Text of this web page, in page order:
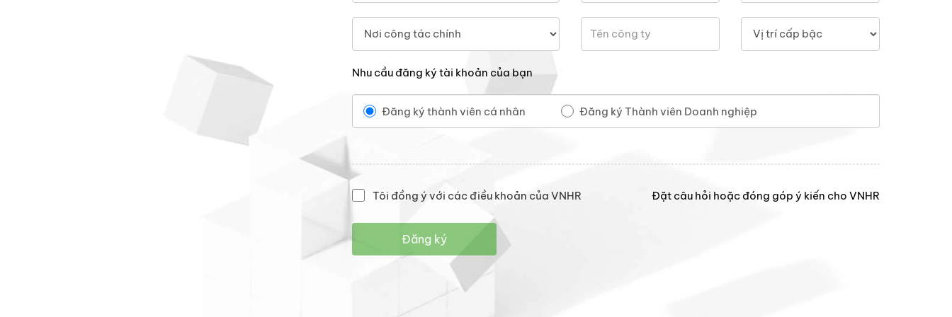
Nhu cầu đăng ký tài khoản của bạn
Đăng ký thành viên cá nhân Đăng ký Thành viên Doanh nghiệp
Tôi đồng ý với các điều khoản của VNHR Đặt câu hỏi hoặc đóng góp ý kiến cho VNHR
Đăng ký